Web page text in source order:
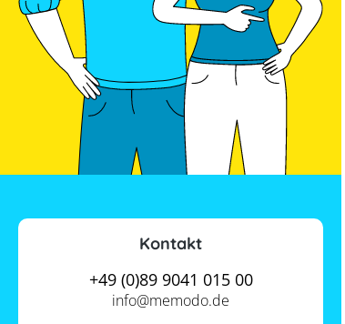
Kontakt
+49 (0)89 9041 015 00
info@memodo.de